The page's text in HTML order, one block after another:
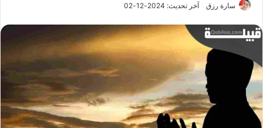
سارة رزق آخر تحديث: 2024-12-02